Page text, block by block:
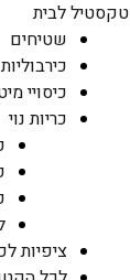
טקסטיל לבית
שטיחים
כירבוליות
כיסויי
כריות נוי
ציפיות